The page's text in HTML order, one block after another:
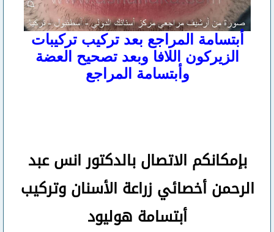
أبتسامة المراجع بعد تركيب تركيبات
الزيركون اللافا وبعد تصحيح العضة
وأبتسامة المراجع
بإمكانكم الاتصال بالدكتور انس عبد
الرحمنأخصائي زراعة الأسنان وتركيب
أبتسامة هوليود